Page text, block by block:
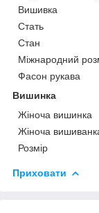
Вишивка
Стать
Стан
Міжнародний
Фасон рукава
Вишинка
Жіноча вишинка
Жіноча
Розмір
Приховати